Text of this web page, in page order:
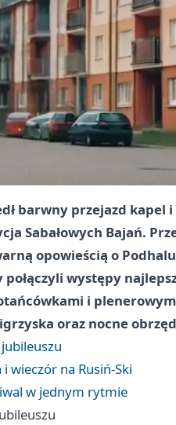
barwny przejazd kapel
Sabałowych Bajań.
opowieścią o
występy
i
oraz nocne
wieczór na Rusiń-Ski
w jednym rytmie